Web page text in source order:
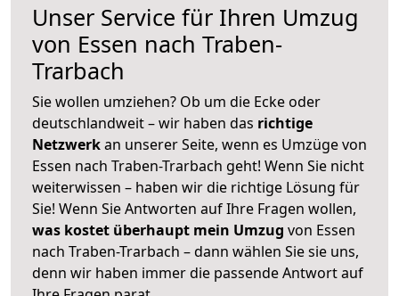
Unser Service für Ihren Umzug
von Essen nach Traben-
Trarbach
Sie wollen umziehen? Ob um die Ecke oder
deutschlandweit – wir haben das richtige
Netzwerkan unserer Seite, wenn es Umzüge von
Essen nach Traben-Trarbach geht! Wenn Sie nicht
weiterwissen – haben wir die richtige Lösung für
Sie! Wenn Sie Antworten auf Ihre Fragen wollen,
was kostet überhaupt mein Umzug von Essen
nach Traben-Trarbach – dann wählen Sie sie uns,
denn wir haben immer die passende Antwort auf